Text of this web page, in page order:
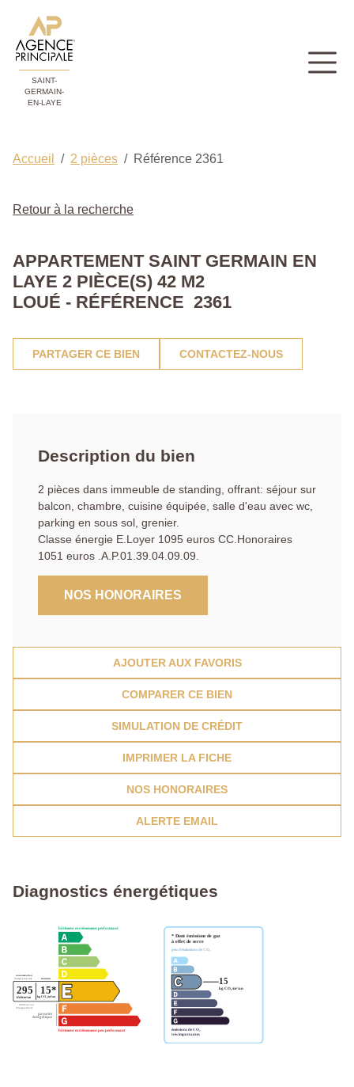
SAINT-
GERMAIN-
EN-LAYE
Accueil 2 pièces Référence 2361
Retour à la recherche
APPARTEMENT SAINT GERMAIN EN
LAYE 2 PIÈCE(S) 42 M2
LOUÉ - RÉFÉRENCE 2361
PARTAGER CE BIEN CONTACTEZ-NOUS
Description du bien
2 pièces dans immeuble de standing, offrant: séjour sur
balcon, chambre, cuisine équipée, salle d'eau avec wc,
parking en sous sol, grenier.
Classe énergie E.Loyer 1095 euros CC.Honoraires
1051 euros .A.P.01.39.04.09.09.
NOS HONORAIRES
AJOUTER AUX FAVORIS
COMPARER CE BIEN
SIMULATION DE CRÉDIT
IMPRIMER LA FICHE
NOS HONORAIRES
ALERTE EMAIL
Diagnostics énergétiques